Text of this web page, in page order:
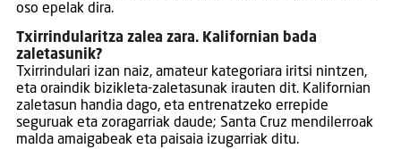
oso epelak dira.
Txirrindularitza zalea zara. Kalifornian bada
zaletasunik?
Txirrindulari izan naiz, amateur kategoriara iritsi nintzen,
eta oraindik bizikleta-zaletasunak irauten dit. Kalifornian
zaletasun handia dago, eta entrenatzeko errepide
seguruak eta zoragarriak daude; Santa Cruz mendilerroak
malda amaigabeak eta paisaia izugarriak ditu.